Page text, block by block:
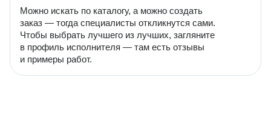
Можно искать по каталогу, а можно создать
заказ — тогда специалисты откликнутся сами.
Чтобы выбрать лучшего из лучших, загляните
в профиль исполнителя — там есть отзывы
и примеры работ.